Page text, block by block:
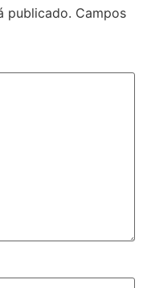
publicado. Campos